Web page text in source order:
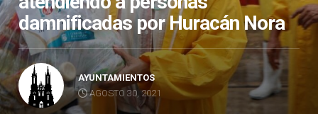
damnificadas por Huracán Nora
AYUNTAMIENTOS
AGOSTO 30, 2021